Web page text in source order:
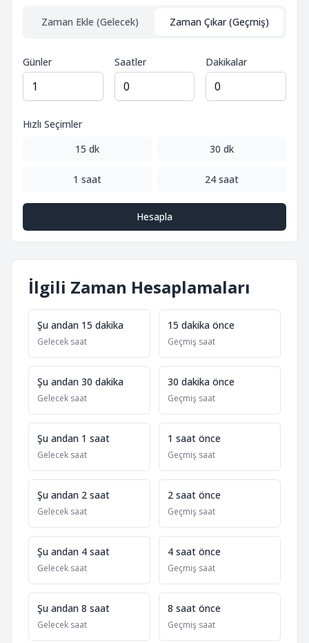
Zaman Ekle (Gelecek) Zaman Çıkar (Geçmiş)
Günler Saatler Dakikalar
Hızlı Seçimler
15 dk
30 dk
1 saat 24 saat
Hesapla
İlgili Zaman Hesaplamaları
Şu andan 15 dakika
Gelecek saat
15 dakika önce
Geçmiş saat
Şu andan 30 dakika
Gelecek saat
30 dakika önce
Geçmiş saat
Şu andan 1 saat
Gelecek saat
1 saat önce
Geçmiş saat
Şu andan 2 saat
Gelecek saat
2 saat önce
Geçmiş saat
Şu andan 4 saat
Gelecek saat
4 saat önce
Geçmiş saat
Şu andan 8 saat
Gelecek saat
8 saat önce
Geçmiş saat